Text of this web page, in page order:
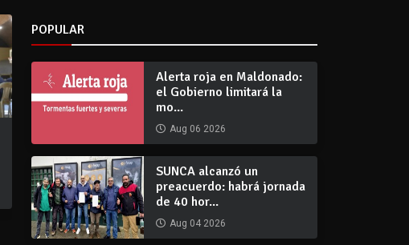
POPULAR
Alerta roja en Maldonado:
el Gobierno limitará la
mo...
Aug 06 2026
SUNCA alcanzó un
preacuerdo: habrá jornada
de 40 hor...
Aug 04 2026